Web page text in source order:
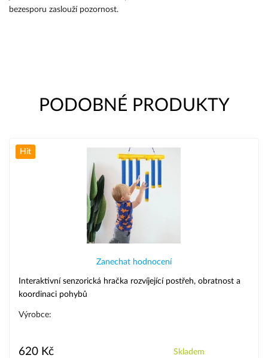
bezesporu zaslouží pozornost.
PODOBNÉ PRODUKTY
Hit
Zanechat hodnocení
Interaktivní senzorická hračka rozvíjející postřeh, obratnost a
koordinaci pohybů
Výrobce:
620 Kč Skladem